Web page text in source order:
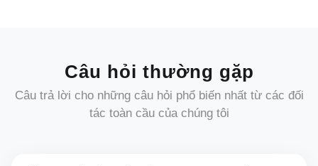
Câu hỏi thường gặp
Câu trả lời cho những câu hỏi phổ biến nhất từ ​​các đối
tác toàn cầu của chúng tôi